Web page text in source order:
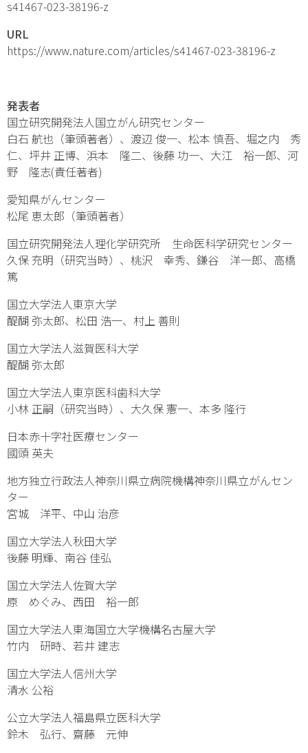
s41467-023-38196-z
URL
https://www.nature.com/articles/s41467-023-38196-z
発表者
国立研究開発法人国立がん研究センター
白石 航也（筆頭著者）、渡辺 俊一、松本 慎吾、堀之内 秀
仁、坪井 正博、浜本 隆二、後藤 功一、大江 裕一郎、河
野 隆志(責任著者)
愛知県がんセンター
松尾 恵太郎（筆頭著者）
国立研究開発法人理化学研究所 生命医科学研究センター
久保 充明（研究当時）、桃沢 幸秀、鎌谷 洋一郎、高橋
篤
国立大学法人東京大学
醍醐 弥太郎、松田 浩一、村上 善則
国立大学法人滋賀医科大学
醍醐 弥太郎
国立大学法人東京医科歯科大学
小林 正嗣（研究当時）、大久保 憲一、本多 隆行
日本赤十字社医療センター
國頭 英夫
地方独立行政法人神奈川県立病院機構神奈川県立がんセン
ター
宮城 洋平、中山 治彦
国立大学法人秋田大学
後藤 明輝、南谷 佳弘
国立大学法人佐賀大学
原 めぐみ、西田 裕一郎
国立大学法人東海国立大学機構名古屋大学
竹内 研時、若井 建志
国立大学法人信州大学
清水 公裕
公立大学法人福島県立医科大学
鈴木 弘行、齋藤 元伸